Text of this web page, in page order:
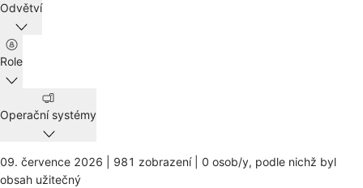
Odvětví
Role
Operační systémy
09. července 2026 | 981 zobrazení | 0 osob/y, podle nichž byl
obsah užitečný